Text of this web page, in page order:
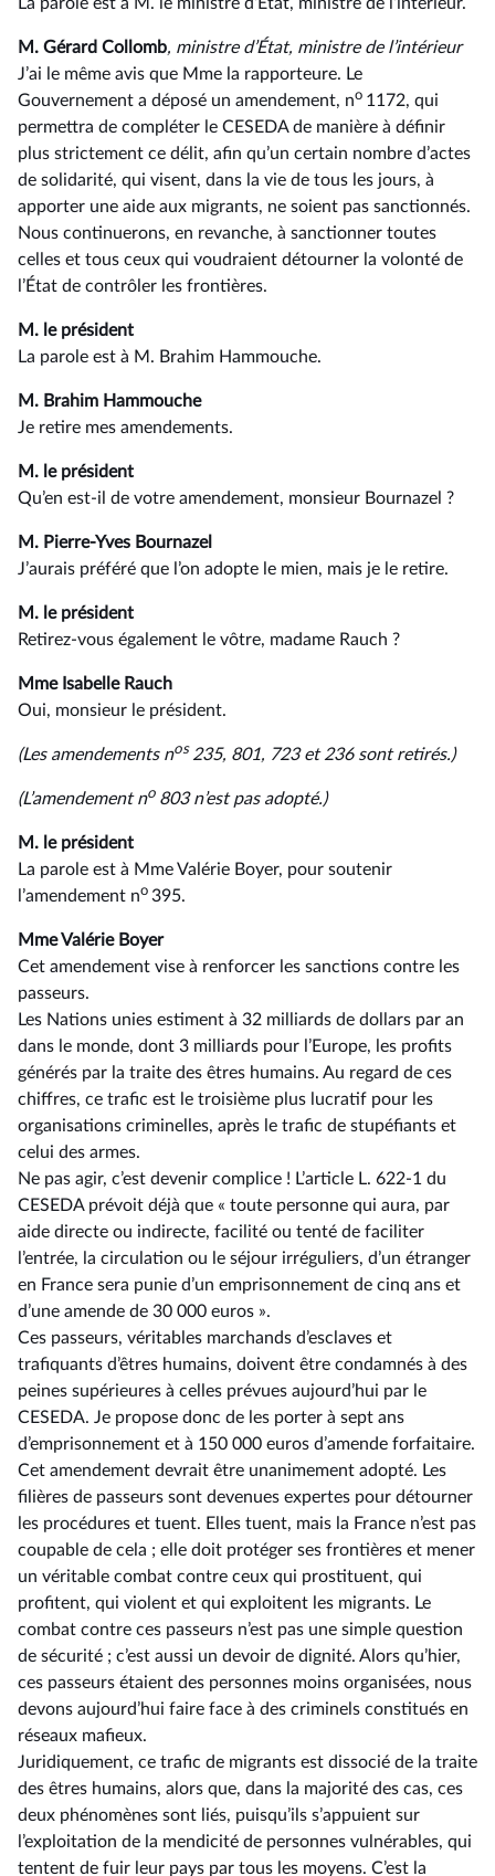
M. Gérard Collomb, ministre d’État, ministre de l’intérieur
J’ai le même avis que Mme la rapporteure. Le
Gouvernement a déposé un amendement, no 1172, qui
permettra de compléter le CESEDA de manière à définir
plus strictement ce délit, afin qu’un certain nombre d’actes
de solidarité, qui visent, dans la vie de tous les jours, à
apporter une aide aux migrants, ne soient pas sanctionnés.
Nous continuerons, en revanche, à sanctionner toutes
celles et tous ceux qui voudraient détourner la volonté de
l’État de contrôler les frontières.
M. le président
La parole est à M. Brahim Hammouche.
M. Brahim Hammouche
Je retire mes amendements.
M. le président
Qu’en est-il de votre amendement, monsieur Bournazel ?
M. Pierre-Yves Bournazel
J’aurais préféré que l’on adopte le mien, mais je le retire.
M. le président
Retirez-vous également le vôtre, madame Rauch ?
Mme Isabelle Rauch
Oui, monsieur le président.
(Les amendements nos 235, 801, 723 et 236 sont retirés.)
(L’amendement no 803 n’est pas adopté.)
M. le président
La parole est à Mme Valérie Boyer, pour soutenir
l’amendement no 395.
Mme Valérie Boyer
Cet amendement vise à renforcer les sanctions contre les
passeurs.
Les Nations unies estiment à 32 milliards de dollars par an
dans le monde, dont 3 milliards pour l’Europe, les profits
générés par la traite des êtres humains. Au regard de ces
chiffres, ce trafic est le troisième plus lucratif pour les
organisations criminelles, après le trafic de stupéfiants et
celui des armes.
Ne pas agir, c’est devenir complice ! L’article L. 622-1 du
CESEDA prévoit déjà que « toute personne qui aura, par
aide directe ou indirecte, facilité ou tenté de faciliter
l’entrée, la circulation ou le séjour irréguliers, d’un étranger
en France sera punie d’un emprisonnement de cinq ans et
d’une amende de 30 000 euros ».
Ces passeurs, véritables marchands d’esclaves et
trafiquants d’êtres humains, doivent être condamnés à des
peines supérieures à celles prévues aujourd’hui par le
CESEDA. Je propose donc de les porter à sept ans
d’emprisonnement et à 150 000 euros d’amende forfaitaire.
Cet amendement devrait être unanimement adopté. Les
filières de passeurs sont devenues expertes pour détourner
les procédures et tuent. Elles tuent, mais la France n’est pas
coupable de cela ; elle doit protéger ses frontières et mener
un véritable combat contre ceux qui prostituent, qui
profitent, qui violent et qui exploitent les migrants. Le
combat contre ces passeurs n’est pas une simple question
de sécurité ; c’est aussi un devoir de dignité. Alors qu’hier,
ces passeurs étaient des personnes moins organisées, nous
devons aujourd’hui faire face à des criminels constitués en
réseaux mafieux.
Juridiquement, ce trafic de migrants est dissocié de la traite
des êtres humains, alors que, dans la majorité des cas, ces
deux phénomènes sont liés, puisqu’ils s’appuient sur
l’exploitation de la mendicité de personnes vulnérables, qui
tentent de fuir leur pays par tous les moyens. C’est la